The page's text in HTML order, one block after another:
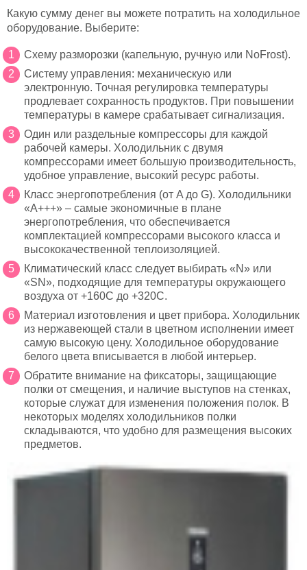
Какую сумму денег вы можете потратить на холодильное
оборудование. Выберите:
Схему разморозки (капельную, ручную или NoFrost).
Систему управления: механическую или
электронную. Точная регулировка температуры
продлевает сохранность продуктов. При повышении
температуры в камере срабатывает сигнализация.
Один или раздельные компрессоры для каждой
рабочей камеры. Холодильник с двумя
компрессорами имеет большую производительность,
удобное управление, высокий ресурс работы.
Класс энергопотребления (от A до G). Холодильники
«А+++» – самые экономичные в плане
энергопотребления, что обеспечивается
комплектацией компрессорами высокого класса и
высококачественной теплоизоляцией.
Климатический класс следует выбирать «N» или
«SN», подходящие для температуры окружающего
воздуха от +160С до +320С.
Материал изготовления и цвет прибора. Холодильник
из нержавеющей стали в цветном исполнении имеет
самую высокую цену. Холодильное оборудование
белого цвета вписывается в любой интерьер.
Обратите внимание на фиксаторы, защищающие
полки от смещения, и наличие выступов на стенках,
которые служат для изменения положения полок. В
некоторых моделях холодильников полки
складываются, что удобно для размещения высоких
предметов.